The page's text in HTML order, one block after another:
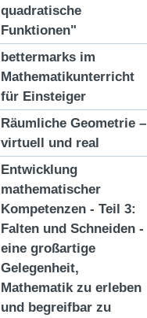
quadratische
Funktionen"
bettermarks im
Mathematikunterricht
für Einsteiger
Räumliche Geometrie –
virtuell und real
Entwicklung
mathematischer
Kompetenzen - Teil 3:
Falten und Schneiden -
eine großartige
Gelegenheit,
Mathematik zu erleben
und begreifbar zu